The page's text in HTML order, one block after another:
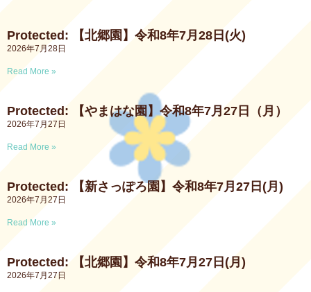
Protected: 【北郷園】令和8年7月28日(火)
2026年7月28日
Read More »
Protected: 【やまはな園】令和8年7月27日（月）
2026年7月27日
Read More »
Protected: 【新さっぽろ園】令和8年7月27日(月)
2026年7月27日
Read More »
Protected: 【北郷園】令和8年7月27日(月)
2026年7月27日